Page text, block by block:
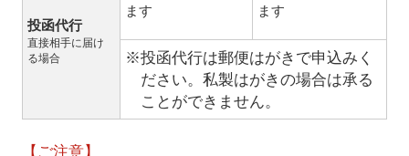
投函代行
直接相手に届け
る場合
ます
ます
※投函代行は郵便はがきで申込みく
ださい。私製はがきの場合は承る
ことができません。
【ご注意】